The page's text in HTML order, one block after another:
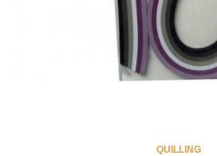
QUILLING